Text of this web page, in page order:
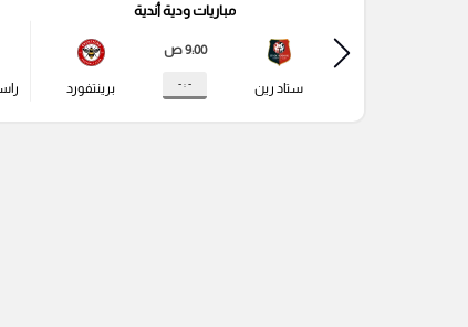
مباريات ودية أندية
ستاد رين
9:00 ص
- : - برينتفورد